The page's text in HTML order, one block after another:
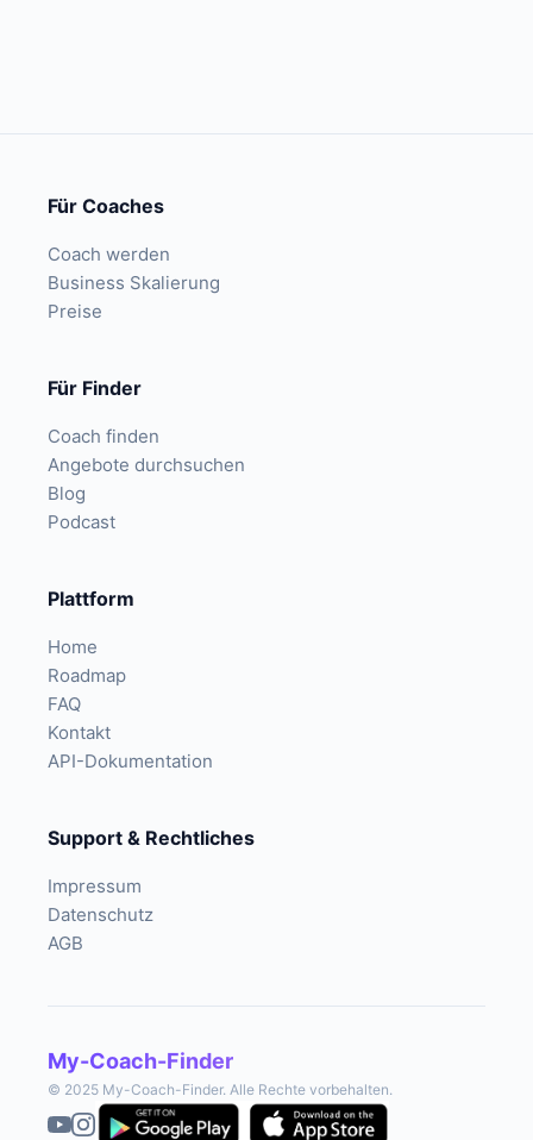
Für Coaches
Coach werden
Business Skalierung
Preise
Für Finder
Coach finden
Angebote durchsuchen
Blog
Podcast
Plattform
Home
Roadmap
FAQ
Kontakt
API-Dokumentation
Support & Rechtliches
Impressum
Datenschutz
AGB
My-Coach-Finder
© 2025 My-Coach-Finder. Alle Rechte vorbehalten.